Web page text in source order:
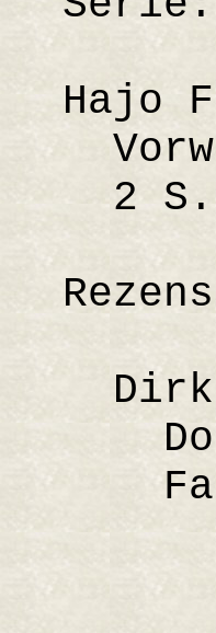
Hajo
2 S.
Dirk
Doris